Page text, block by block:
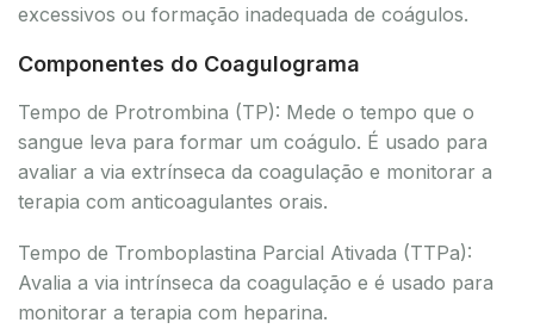
excessivos ou formação inadequada de coágulos.
Componentes do Coagulograma
Tempo de Protrombina (TP): Mede o tempo que o
sangue leva para formar um coágulo. É usado para
avaliar a via extrínseca da coagulação e monitorar a
terapia com anticoagulantes orais.
Tempo de Tromboplastina Parcial Ativada (TTPa):
Avalia a via intrínseca da coagulação e é usado para
monitorar a terapia com heparina.